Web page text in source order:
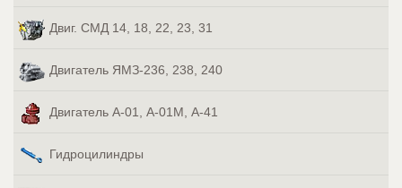
Двиг. СМД 14, 18, 22, 23, 31
Двигатель ЯМЗ-236, 238, 240
Двигатель А-01, А-01М, А-41
Гидроцилиндры